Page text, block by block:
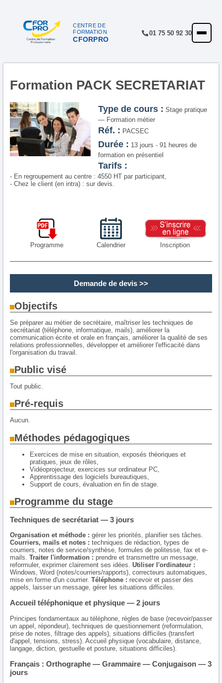
CENTRE DE
FORMATION
CFORPRO
01 75 50 92 30
ACCUEIL
QUALITÉ
RÉFÉRENCES
SATISFACTION
Formation PACK SECRETARIAT
Type de cours : Stage pratique
— Formation métier
Réf. : PACSEC
Durée : 13 jours - 91 heures de
formation en présentiel
Tarifs :
- En regroupement au centre : 4550 HT par participant,
- Chez le client (en intra) : sur devis.
Programme Calendrier Inscription
Demande de devis >>
Objectifs
Se préparer au métier de secrétaire, maîtriser les techniques de
secrétariat (téléphone, informatique, mails), améliorer la
communication écrite et orale en français, améliorer la qualité de ses
relations professionnelles, développer et améliorer l'efficacité dans
l'organisation du travail.
Public visé
Tout public.
Pré-requis
Aucun.
Méthodes pédagogiques
Exercices de mise en situation, exposés théoriques et
pratiques, jeux de rôles,
Vidéoprojecteur, exercices sur ordinateur PC,
Apprentissage des logiciels bureautiques,
Support de cours, évaluation en fin de stage.
Programme du stage
Techniques de secrétariat — 3 jours
Organisation et méthode : gérer les priorités, planifier ses tâches.
Courriers, mails et notes : techniques de rédaction, types de
courriers, notes de service/synthèse, formules de politesse, fax et e-
mails. Traiter l'information : prendre et transmettre un message,
reformuler, exprimer clairement ses idées. Utiliser l'ordinateur :
Windows, Word (notes/courriers/rapports), correcteurs automatiques,
mise en forme d'un courrier. Téléphone : recevoir et passer des
appels, laisser un message, gérer les situations difficiles.
Accueil téléphonique et physique — 2 jours
Principes fondamentaux au téléphone, règles de base (recevoir/passer
un appel, répondeur), techniques de questionnement (reformulation,
prise de notes, filtrage des appels), situations difficiles (transfert
d'appel, tensions, stress). Accueil physique (vocabulaire, distance,
langage, diction, gestuelle et posture, situations difficiles).
Français : Orthographe — Grammaire — Conjugaison — 3
jours